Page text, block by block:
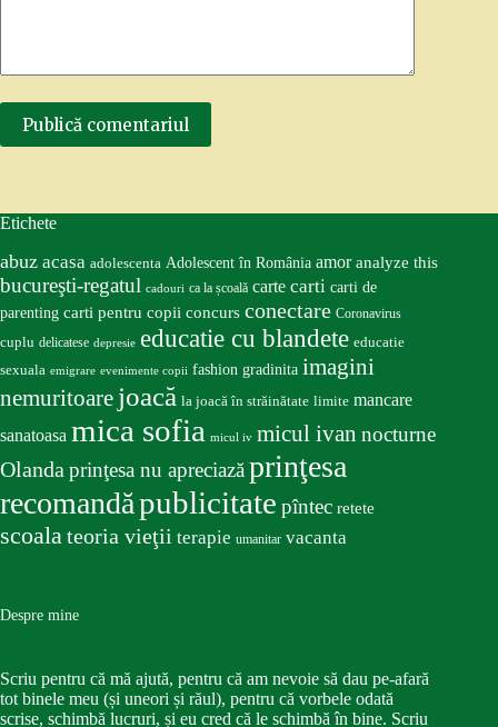
Publică comentariul
Etichete
abuz acasa adolescenta Adolescent în România amor analyze this
bucureşti-regatul cadouri ca la școală carte carti carti de
parenting carti pentru copii concurs conectare Coronavirus
cuplu delicatese depresie educatie cu blandete educatie
sexuala emigrare evenimente copii fashion gradinita imagini
nemuritoare joacă la joacă în străinătate limite mancare
sanatoasa mica sofia micul iv micul ivan nocturne
Olandaprinţesa nu apreciazăprinţesa
recomandăpublicitate pîntec retete
scoalateoria vieţii terapie umanitar vacanta
Despre mine
Scriu pentru că mă ajută, pentru că am nevoie să dau pe-afară
tot binele meu (și uneori și răul), pentru că vorbele odată
scrise, schimbă lucruri, și eu cred că le schimbă în bine. Scriu